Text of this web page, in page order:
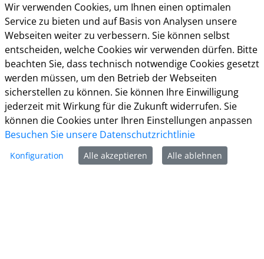
Kreisverwaltung Gütersloh
Herzebrocker Str. 140
33334 Gütersloh
Tel.: 05241 85-0
Mail:kreisverwaltung@kreis-guetersloh.de
Web:www.kreis-guetersloh.de
Info
Impressum
Kontakt
Wir verwenden Cookies, um Ihnen einen optimalen
Service zu bieten und auf Basis von Analysen unsere
Webseiten weiter zu verbessern. Sie können selbst
entscheiden, welche Cookies wir verwenden dürfen. Bitte
beachten Sie, dass technisch notwendige Cookies gesetzt
werden müssen, um den Betrieb der Webseiten
sicherstellen zu können. Sie können Ihre Einwilligung
jederzeit mit Wirkung für die Zukunft widerrufen. Sie
können die Cookies unter Ihren Einstellungen anpassen
Besuchen Sie unsere Datenschutzrichtlinie
Konfiguration Alle akzeptieren Alle ablehnen